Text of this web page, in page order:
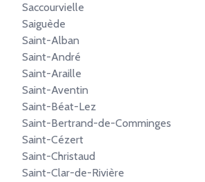
Saccourvielle
Saiguède
Saint-Alban
Saint-André
Saint-Araille
Saint-Aventin
Saint-Béat-Lez
Saint-Bertrand-de-Comminges
Saint-Cézert
Saint-Christaud
Saint-Clar-de-Rivière